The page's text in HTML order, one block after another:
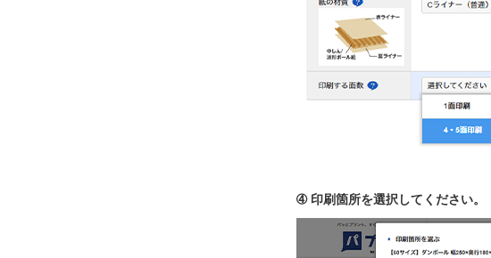
➃ 印刷箇所を選択してください。